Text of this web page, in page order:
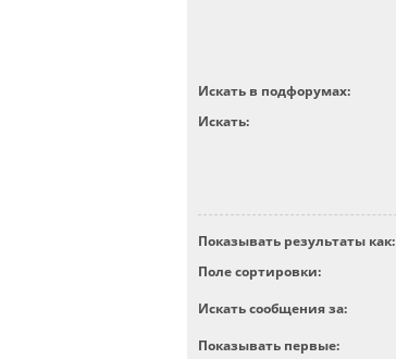
Искать в подфорумах:
Искать:
Показывать результаты как:
Поле сортировки:
Искать сообщения за:
Показывать первые: